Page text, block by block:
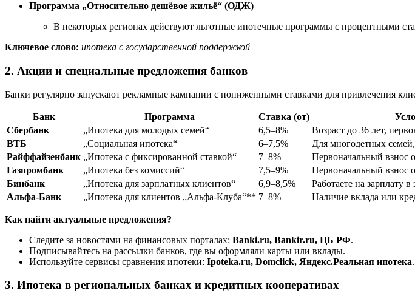
Программа „Относительно дешёвое жильё“ (ОДЖ)
В некоторых регионах действуют льготные ипотечные программы с процентными
Ключевое слово: ипотека с государственной поддержкой
2. Акции и специальные предложения банков
Банки регулярно запускают рекламные кампании с пониженными ставками для привлечения
Банк Программа Ставка (от)
Сбербанк
„Ипотека для молодых семей“ 6,5–8%
Возраст до 36 лет,
ВТБ
„Социальная ипотека“ 6–7,5%
Для многодетных
Райффайзенбанк „Ипотека с фиксированной ставкой“ 7–8%
Первоначальный взнос
Газпромбанк
„Ипотека без комиссий“ 7,5–9%
Первоначальный взнос
Бинбанк
„Ипотека для зарплатных клиентов“ 6,9–8,5%
Работаете на зарплату в
Альфа-Банк
„Ипотека для клиентов „Альфа-Клуба“** 7–8% Наличие вклада или
Как найти актуальные предложения?
Следите за новостями на финансовых порталах: Banki.ru, Bankir.ru, ЦБ РФ.
Подписывайтесь на рассылки банков, где вы оформляли карты или вклады.
Используйте сервисы сравнения ипотеки: Ipoteka.ru, Domclick, Яндекс.Реальная ипотека.
3. Ипотека в региональных банках и кредитных кооперативах